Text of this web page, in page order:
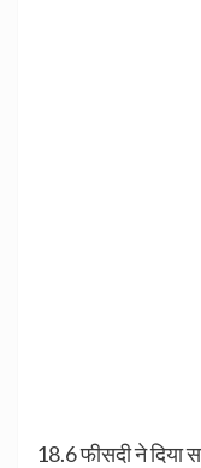
18.6 फीसदी ने दिया